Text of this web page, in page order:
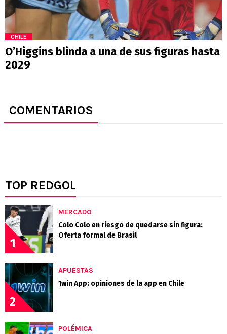
CHILE
O’Higgins blinda a una de sus figuras hasta
2029
COMENTARIOS
TOP REDGOL
1
MERCADO
Colo Colo en riesgo de quedarse sin figura:
Oferta formal de Brasil
2
APUESTAS
1win App: opiniones de la app en Chile
POLÉMICA